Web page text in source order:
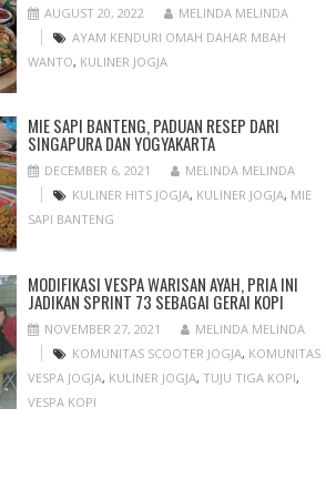
AUGUST 20, 2022
MELINDA MELINDA
AYAM KENDURI OMAH DAHAR MBAH
WANTO, KULINER JOGJA
MIE SAPI BANTENG, PADUAN RESEP DARI
SINGAPURA DAN YOGYAKARTA
DECEMBER 6, 2021
MELINDA MELINDA
KULINER HITS JOGJA, KULINER JOGJA, MIE
SAPI BANTENG
MODIFIKASI VESPA WARISAN AYAH, PRIA INI
JADIKAN SPRINT 73 SEBAGAI GERAI KOPI
NOVEMBER 27, 2021
MELINDA MELINDA
KOMUNITAS SCOOTER JOGJA, KOMUNITAS
VESPA JOGJA, KULINER JOGJA,TUJU TIGA KOPI,
VESPA KOPI